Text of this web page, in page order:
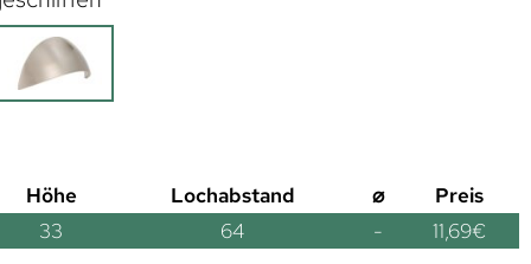
Höhe Lochabstand ⌀
Preis
33
64 - 11,69€